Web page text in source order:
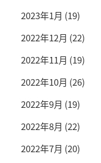
2023年1月 (19)
2022年12月 (22)
2022年11月 (19)
2022年10月 (26)
2022年9月 (19)
2022年8月 (22)
2022年7月 (20)